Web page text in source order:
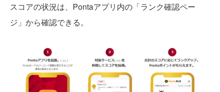
スコアの状況は、Pontaアプリ内の「ランク確認ペー
ジ」から確認できる。